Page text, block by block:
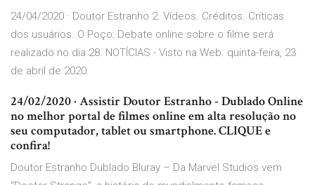
24/04/2020 · Doutor Estranho 2. Vídeos. Créditos. Críticas
dos usuários. O Poço: Debate online sobre o filme será
realizado no dia 28. NOTÍCIAS - Visto na Web. quinta-feira, 23
de abril de 2020.
24/02/2020 · Assistir Doutor Estranho - Dublado Online
no melhor portal de filmes online em alta resolução no
seu computador, tablet ou smartphone. CLIQUE e
confira!
Doutor Estranho Dublado Bluray – Da Marvel Studios vem